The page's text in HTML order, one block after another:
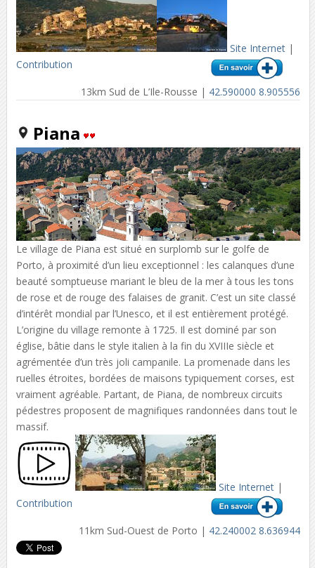
Site Internet|
Contribution
13km Sud de L’Ile-Rousse | 42.590000 8.905556
Piana
Le village de Piana est situé en surplomb sur le golfe de
Porto, à proximité d’un lieu exceptionnel : les calanques d’une
beauté somptueuse mariant le bleu de la mer à tous les tons
de rose et de rouge des falaises de granit. C’est un site classé
d’intérêt mondial par l’Unesco, et il est entièrement protégé.
L’origine du village remonte à 1725. Il est dominé par son
église, bâtie dans le style italien à la fin du XVIIIe siècle et
agrémentée d’un très joli campanile. La promenade dans les
ruelles étroites, bordées de maisons typiquement corses, est
vraiment agréable. Partant, de Piana, de nombreux circuits
pédestres proposent de magnifiques randonnées dans tout le
massif.
Site Internet|
Contribution
11km Sud-Ouest de Porto | 42.240002 8.636944